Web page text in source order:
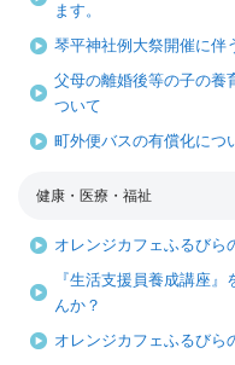
ます。
琴平神社例大祭開催に伴
父母の離婚後等の子の養
ついて
町外便バスの有償化につ
健康・医療・福祉
オレンジカフェふるびら
『生活支援員養成講座
んか？
オレンジカフェふるびら